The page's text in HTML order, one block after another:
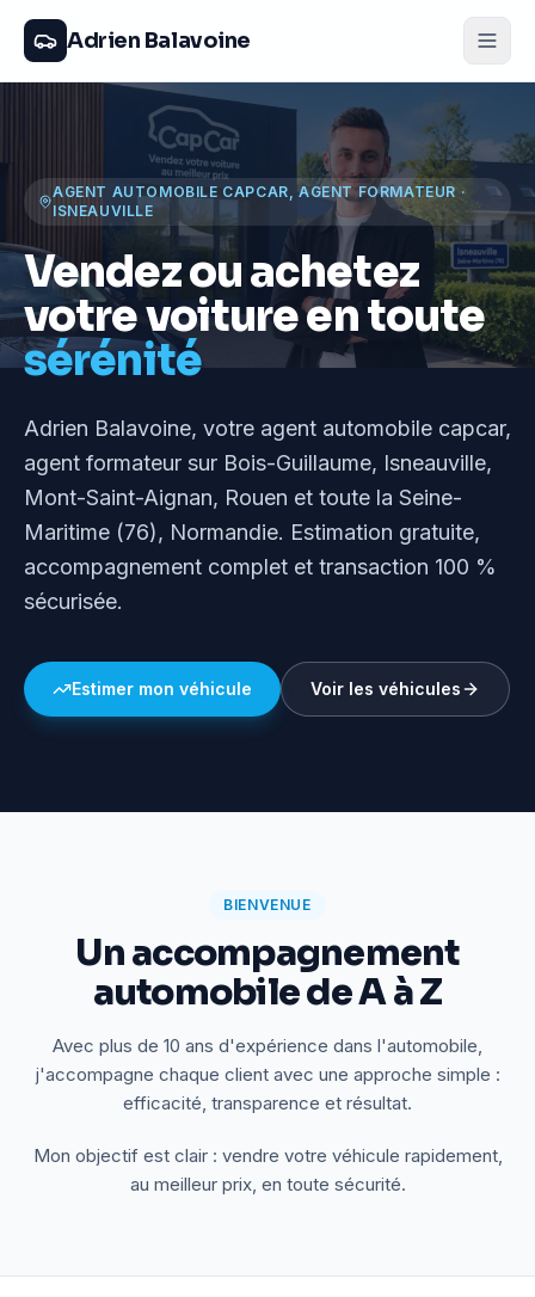
Adrien Balavoine
AGENT AUTOMOBILE CAPCAR, AGENT FORMATEUR ·
ISNEAUVILLE
Vendez ou achetez
votre voiture en toute
sérénité
Adrien Balavoine, votre agent automobile capcar,
agent formateur sur Bois-Guillaume, Isneauville,
Mont-Saint-Aignan, Rouen et toute la Seine-
Maritime (76), Normandie. Estimation gratuite,
accompagnement complet et transaction 100 %
sécurisée.
Estimer mon véhicule Voir les véhicules
BIENVENUE
Un accompagnement
automobile de A à Z
Avec plus de 10 ans d'expérience dans l'automobile,
j'accompagne chaque client avec une approche simple :
efficacité, transparence et résultat.
Mon objectif est clair : vendre votre véhicule rapidement,
au meilleur prix, en toute sécurité.